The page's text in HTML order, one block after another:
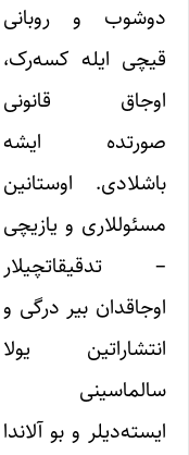
دوشوب و روبانی
قیچی ایله کسه‌رک،
اوجاق قانونی
صورتده ایشه
باشلادی. اوستانین
مسئوللاری و یازیچی
– تدقیقاتچیلار
اوجاقدان بیر درگی و
انتشاراتین یولا
سالماسینی
ایسته‌دیلر و بو آلاندا